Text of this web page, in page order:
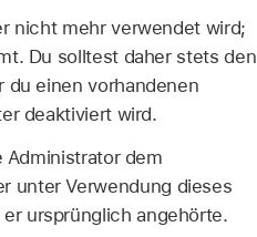
nicht mehr verwendet wird;
Du solltest daher stets den
du einen vorhandenen
deaktiviert wird.
Administrator dem
unter Verwendung dieses
ursprünglich angehörte.